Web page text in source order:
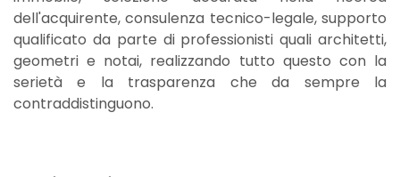
dell'acquirente, consulenza tecnico-legale, supporto
qualificato da parte di professionisti quali architetti,
geometri e notai, realizzando tutto questo con la
serietà e la trasparenza che da sempre la
contraddistinguono.